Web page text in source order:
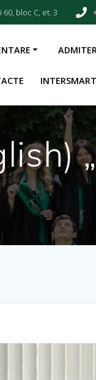
bloc C, et. 3